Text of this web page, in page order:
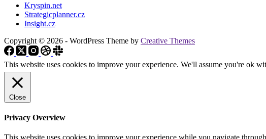
Kryspin.net
Strategicplanner.cz
Insight.cz
Copyright © 2026 - WordPress Theme by Creative Themes
This website uses cookies to improve your experience. We'll assume you're ok
Close
Privacy Overview